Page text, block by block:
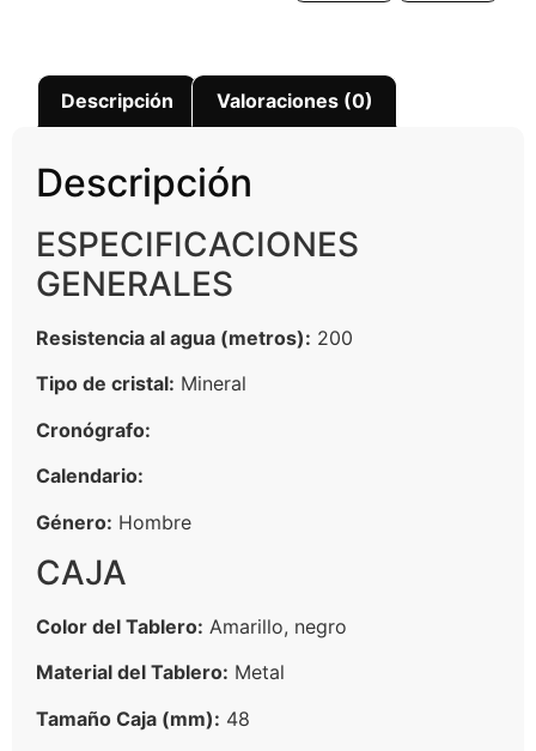
Descripción Valoraciones (0)
Descripción
ESPECIFICACIONES
GENERALES
Resistencia al agua (metros): 200
Tipo de cristal: Mineral
Cronógrafo:
Calendario:
Género: Hombre
CAJA
Color del Tablero: Amarillo, negro
Material del Tablero: Metal
Tamaño Caja (mm): 48